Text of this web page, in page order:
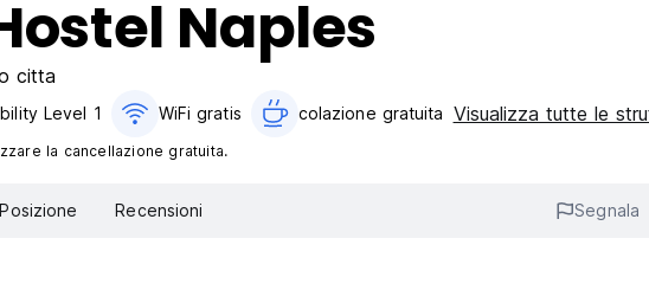
Naples
citta
Level 1 WiFi gratis colazione gratuita‎ Visualizza tutte le
la cancellazione gratuita.
Posizione Recensioni Segnala